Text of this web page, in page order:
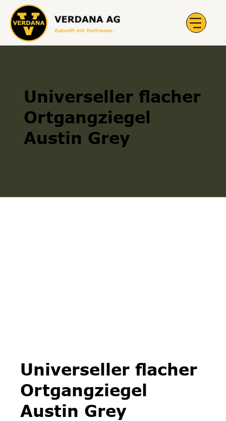
Universeller flacher
Ortgangziegel
Austin Grey
Universeller flacher
Ortgangziegel
Austin Grey